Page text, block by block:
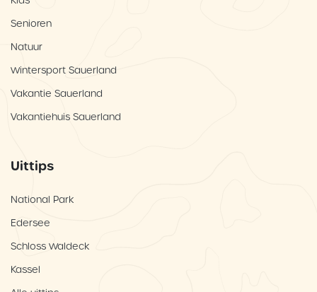
Senioren
Natuur
Wintersport Sauerland
Vakantie Sauerland
Vakantiehuis Sauerland
Uittips
National Park
Edersee
Schloss Waldeck
Kassel